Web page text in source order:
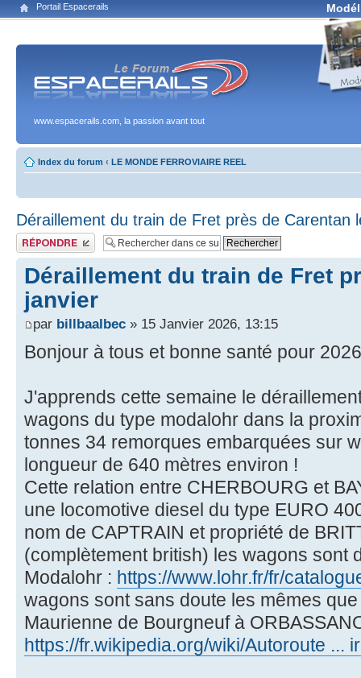
Portail Espacerails
www.espacerails.com, la passion avant tout
Index du forum ‹ LE MONDE FERROVIAIRE REEL
Déraillement du train de Fret près de Carentan
Publier une réponse
Déraillement du train de Fret
janvier
par billbaalbec » 15 Janvier 2026, 13:15
Bonjour à tous et bonne santé pour
J'apprends cette semaine le
wagons du type modalohr dans la
tonnes 34 remorques embarquées sur
longueur de 640 mètres environ !
Cette relation entre CHERBOURG et
une locomotive diesel du type EURO
nom de CAPTRAIN et propriété de
(complètement british) les wagons sont
Modalohr : https://www.lohr.fr/fr/
wagons sont sans doute les mêmes
Maurienne de Bourgneuf à
https://fr.wikipedia.org/wiki/Autoroute ...